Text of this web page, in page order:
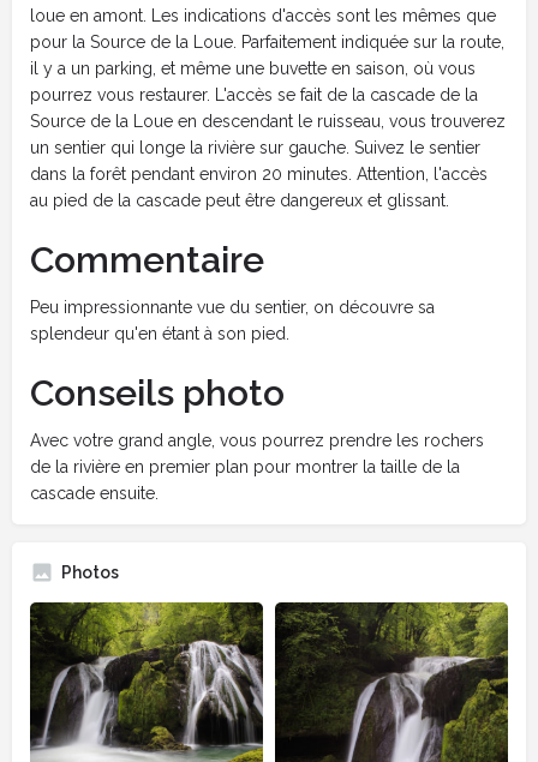
loue en amont. Les indications d'accès sont les mêmes que
pour la Source de la Loue. Parfaitement indiquée sur la route,
il y a un parking, et même une buvette en saison, où vous
pourrez vous restaurer. L'accès se fait de la cascade de la
Source de la Loue en descendant le ruisseau, vous trouverez
un sentier qui longe la rivière sur gauche. Suivez le sentier
dans la forêt pendant environ 20 minutes. Attention, l'accès
au pied de la cascade peut être dangereux et glissant.
Commentaire
Peu impressionnante vue du sentier, on découvre sa
splendeur qu'en étant à son pied.
Conseils photo
Avec votre grand angle, vous pourrez prendre les rochers
de la rivière en premier plan pour montrer la taille de la
cascade ensuite.
Photos